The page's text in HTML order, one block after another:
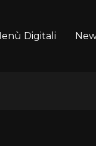
Digitali